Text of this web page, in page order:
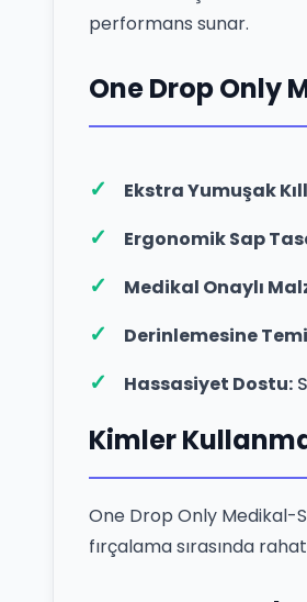
performans sunar.
One Drop Only
Ekstra Yumuşak
Ergonomik Sap
Medikal Onaylı
Derinlemesine
Hassasiyet Dostu:
Kimler
One Drop Only Medikal-
fırçalama sırasında